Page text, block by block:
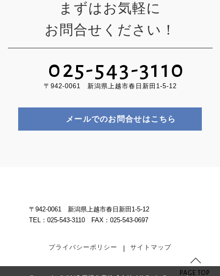
まずはお気軽に
お問合せください！
025-543-3110
〒942-0061 新潟県上越市春日新田1-5-12
メールでのお問合せはこちら
〒942-0061 新潟県上越市春日新田1-5-12
TEL：025-543-3110 FAX：025-543-0697
プライバシーポリシー サイトマップ
PAGE TOP